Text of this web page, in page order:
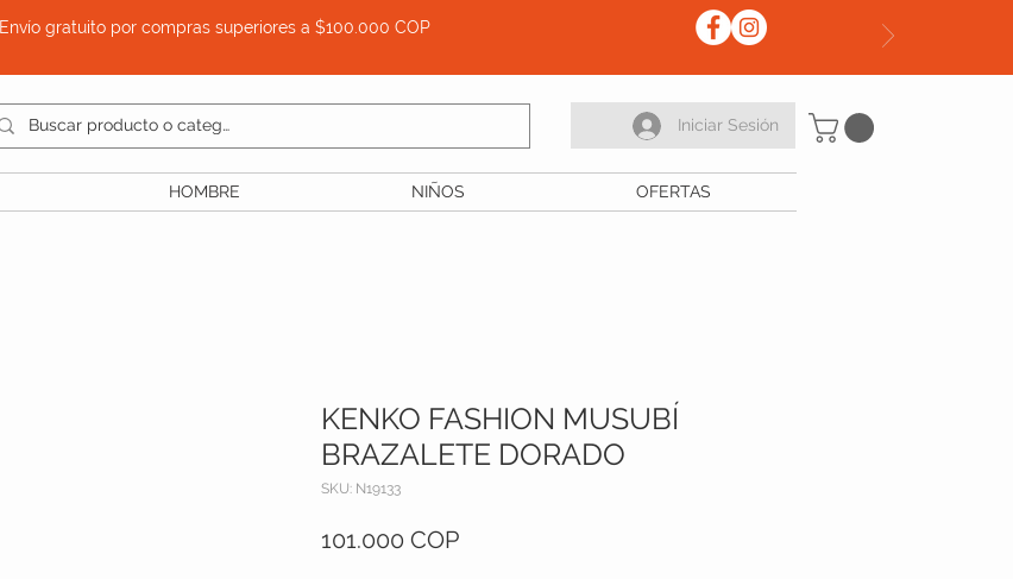
Envío gratuito por compras superiores a $100.000 COP
Iniciar Sesión
HOMBRE NIÑOS OFERTAS
KENKO FASHION MUSUBÍ
BRAZALETE DORADO
SKU: N19133
101.000 COPPrecio